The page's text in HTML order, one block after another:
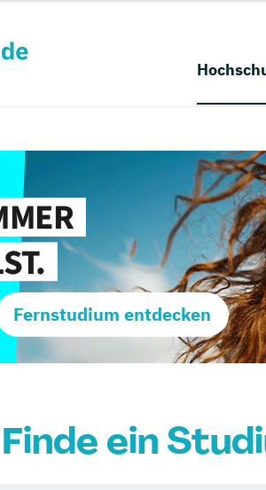
Fernstudium entdecken
Finde ein